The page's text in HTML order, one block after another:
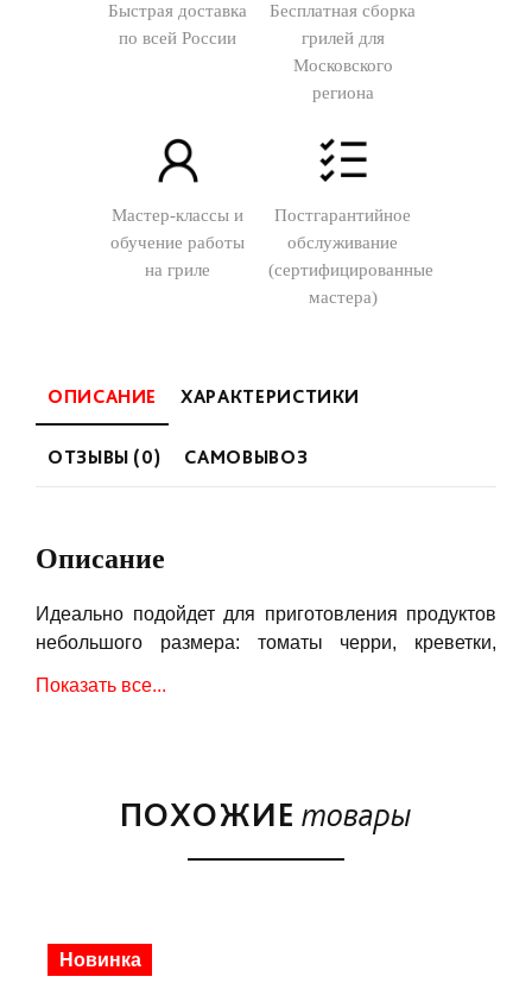
Быстрая доставка
по всей России
Бесплатная сборка
грилей для
Московского
региона
Мастер-классы и
обучение работы
на гриле
Постгарантийное
обслуживание
(сертифицированные
мастера)
ОПИСАНИЕ ХАРАКТЕРИСТИКИ
ОТЗЫВЫ (0) САМОВЫВОЗ
Описание
Идеально подойдет для приготовления продуктов
небольшого размера: томаты черри, креветки,
Показать все...
ПОХОЖИЕ товары
Новинка